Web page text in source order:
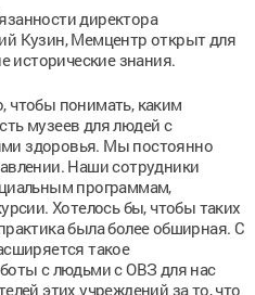
директора
Кузин, Мемцентр открыт для
исторические знания.
чтобы понимать, каким
музеев для людей с
здоровья. Мы постоянно
Наши сотрудники
программам,
Хотелось бы, чтобы таких
была более обширная. С
такое
с людьми с ОВЗ для нас
этих учреждений за то, что